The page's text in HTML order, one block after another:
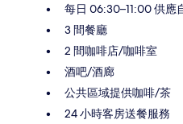
每日 06:30–11:00 供應
3 間餐廳
2 間咖啡店/咖啡室
酒吧/酒廊
公共區域提供咖啡/茶
24 小時客房送餐服務